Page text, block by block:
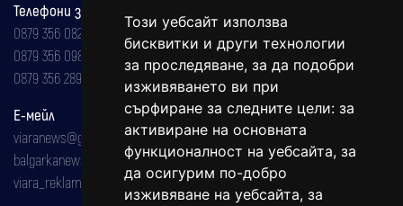
Този уебсайт използва
бисквитки и други технологии
за проследяване, за да подобри
изживяването ви при
сърфиране за следните цели: за
активиране на основната
функционалност на уебсайта, за
да осигурим по-добро
изживяване на уебсайта, за
Телефони за реклама и абонаменти
0879 356 082
0879 356 098
0879 356 289
Е-мейл
viaranews@gmail.com
balgarkanews@gmail.com
viara_reklama@mail.bg